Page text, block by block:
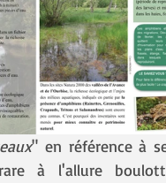
" en référence à
à l'allure